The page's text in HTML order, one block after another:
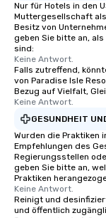
Nur für Hotels in den
Muttergesellschaft
Besitz von
geben Sie bitte an,
sind:
Keine Antwort.
Falls zutreffend,
von Paradise Isle
Bezug auf Vielfalt,
Keine Antwort.
GESUNDHEIT
Wurden die Praktiken
Empfehlungen des
Regierungsstellen
geben Sie bitte an,
Praktiken
Keine Antwort.
Reinigt und
und öffentlich